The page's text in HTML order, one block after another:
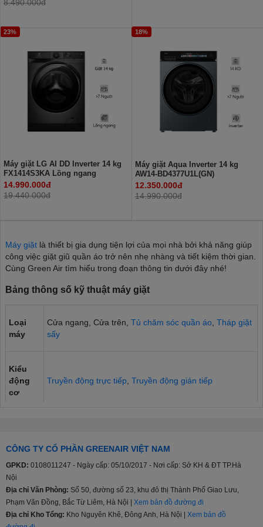
8.490.000đ
23%
Máy giặt LG AI DD Inverter 14 kg
FX1414S3KA Lồng ngang
14.990.000đ
19.440.000đ
18%
Máy giặt Aqua Inverter 14 kg
AW14-BD4377U1L(GN)
12.350.000đ
14.990.000đ
Máy giặt là thiết bị gia dụng tiện lợi của mọi nhà bởi khả năng giúp
công việc giặt giũ quần áo trở nên nhẹ nhàng và tiết kiệm thời gian.
Cùng Green Air tìm hiểu trong đoạn thông tin dưới đây nhé!
Bảng thông số kỹ thuật máy giặt
Loại
máy
Cửa ngang, Cửa trên, Tủ chăm sóc quần áo Tháp giặt
sấy
Kiểu
động
cơ
Truyền động trực tiếp Truyền động gián tiếp
khiển
Chất
lồng
giặt
Thép không gỉ
CÔNG TY CỔ PHẦN GREENAIR VIỆT NAM
GPKD: 0108011247 - Ngày cấp: 05/10/2017 - Nơi cấp: Sở KH & ĐT TP.Hà
Nội
Địa chỉ Văn Phòng: Số 50, đường số 23, khu đô thị Thành Phố Giao Lưu,
Phạm Văn Đồng, Bắc Từ Liêm, Hà Nội | Xem bản đồ đường đi
Địa chỉ Kho Tổng: Kho Nguyên Khê, Đông Anh, Hà Nội | Xem bản đồ